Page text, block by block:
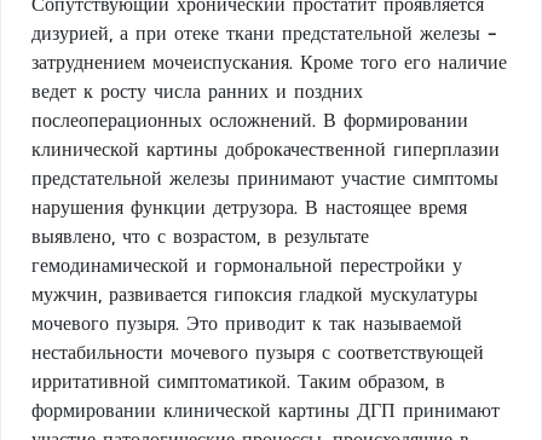
дизурией, а при отеке ткани предстательной железы -
затруднением мочеиспускания. Кроме того его наличие
ведет к росту числа ранних и поздних
послеоперационных осложнений. В формировании
клинической картины доброкачественной гиперплазии
предстательной железы принимают участие симптомы
нарушения функции детрузора. В настоящее время
выявлено, что с возрастом, в результате
гемодинамической и гормональной перестройки у
мужчин, развивается гипоксия гладкой мускулатуры
мочевого пузыря. Это приводит к так называемой
нестабильности мочевого пузыря с соответствующей
ирритативной симптоматикой. Таким образом, в
формировании клинической картины ДГП принимают